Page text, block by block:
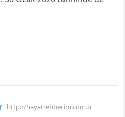
http://hayatrehberim.com.tr